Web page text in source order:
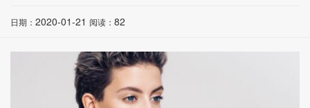
日期： 2020-01-21 阅读： 82